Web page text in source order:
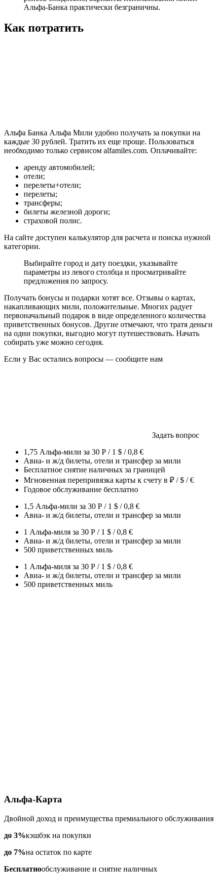
Альфа-Банка практически безграничны.
Как потратить
Альфа Банка Альфа Мили удобно получать за покупки на
каждые 30 рублей. Тратить их еще проще. Пользоваться
необходимо только сервисом alfamiles.com. Оплачивайте:
аренду автомобилей;
отели;
перелеты+отели;
перелеты;
трансферы;
билеты железной дороги;
страховой полис.
На сайте доступен калькулятор для расчета и поиска нужной
категории.
Выбирайте город и дату поездки, указывайте
параметры из левого столбца и просматривайте
предложения по запросу.
Получать бонусы и подарки хотят все. Отзывы о картах,
накапливающих мили, положительные. Многих радует
первоначальный подарок в виде определенного количества
приветственных бонусов. Другие отмечают, что тратя деньги
на одни покупки, выгодно могут путешествовать. Начать
собирать уже можно сегодня.
Если у Вас остались вопросы — сообщите нам
Задать вопрос
1,75 Альфа-мили за 30 Р / 1 $ / 0,8 €
Авиа- и ж/д билеты, отели и трансфер за мили
Бесплатное снятие наличных за границей
Мгновенная перепривязка карты к счету в ₽ / $ / €
Годовое обслуживание бесплатно
1,5 Альфа-мили за 30 Р / 1 $ / 0,8 €
Авиа- и ж/д билеты, отели и трансфер за мили
1 Альфа-миля за 30 Р / 1 $ / 0,8 €
Авиа- и ж/д билеты, отели и трансфер за мили
500 приветственных миль
1 Альфа-миля за 30 Р / 1 $ / 0,8 €
Авиа- и ж/д билеты, отели и трансфер за мили
500 приветственных миль
Альфа-Карта
Двойной доход и преимущества премиального обслуживания
до 3%кэшбэк на покупки
до 7%на остаток по карте
Бесплатнообслуживание и снятие наличных